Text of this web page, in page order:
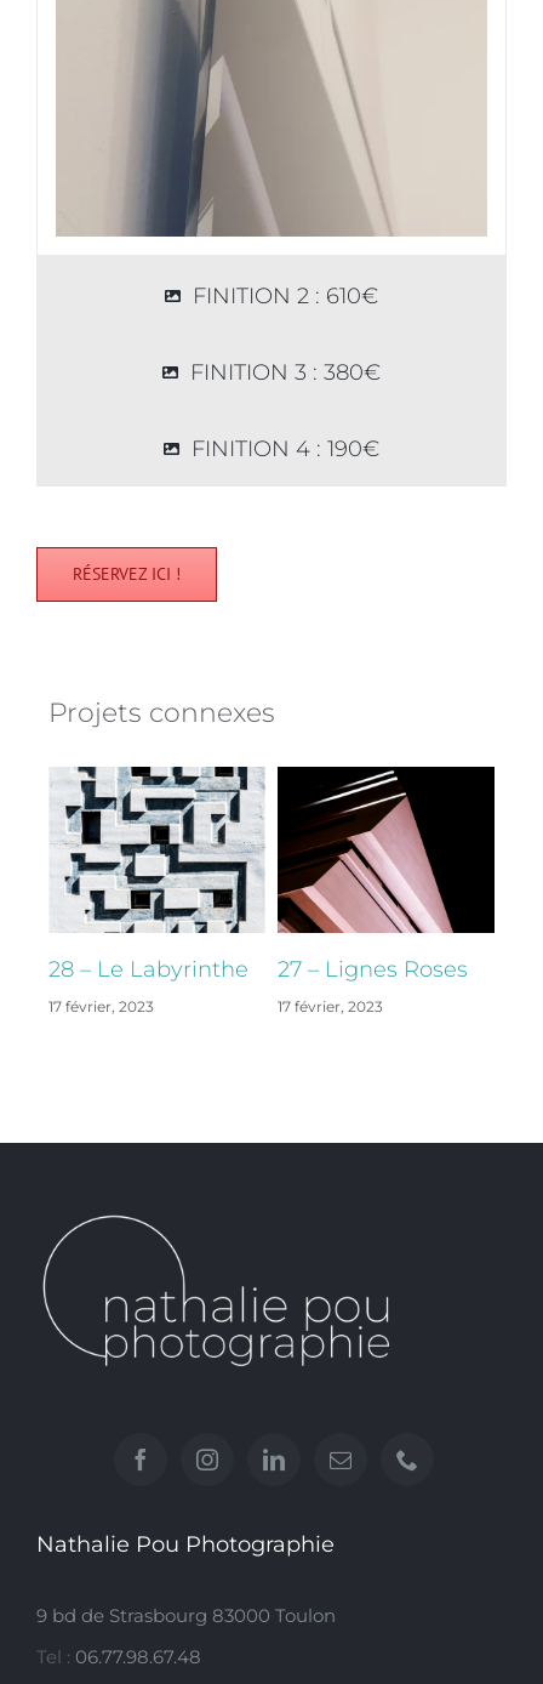
FINITION 2 : 610€
FINITION 3 : 380€
FINITION 4 : 190€
RÉSERVEZ ICI !
Projets connexes
28 – Le Labyrinthe
17 février, 2023
27 – Lignes Roses
17 février, 2023
Nathalie Pou Photographie
9 bd de Strasbourg 83000 Toulon
Tel : 06.77.98.67.48